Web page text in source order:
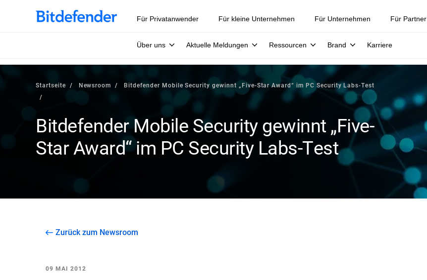
Für Privatanwender Für kleine Unternehmen Für Unternehmen Für Partner
Über uns Aktuelle Meldungen Ressourcen Brand Karriere
Startseite Newsroom Bitdefender Mobile Security gewinnt „Five-Star Award“ im PC Security Labs-Test
Bitdefender Mobile Security gewinnt „Five-
Star Award“ im PC Security Labs-Test
Zurück zum Newsroom
09 MAI 2012